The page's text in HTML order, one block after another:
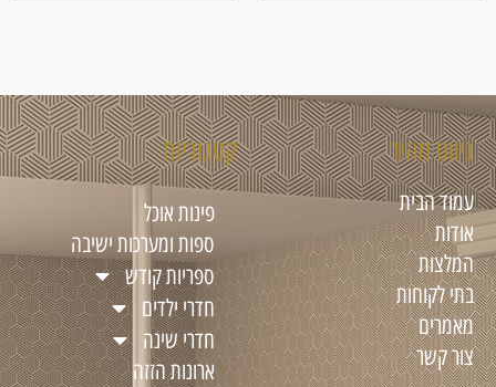
ניווט מהיר
עמוד הבית
אודות
המלצות
בתי לקוחות
מאמרים
צור קשר
קטגוריות
פינות אוכל
ספות ומערכות ישיבה
ספריות קודש
חדרי ילדים
חדרי שינה
ארונות הזזה